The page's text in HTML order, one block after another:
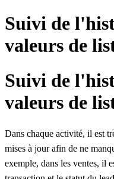
Suivi de
valeurs de
Suivi de
valeurs de
Dans chaque activité, il est
mises à jour afin de ne
exemple, dans les ventes, il